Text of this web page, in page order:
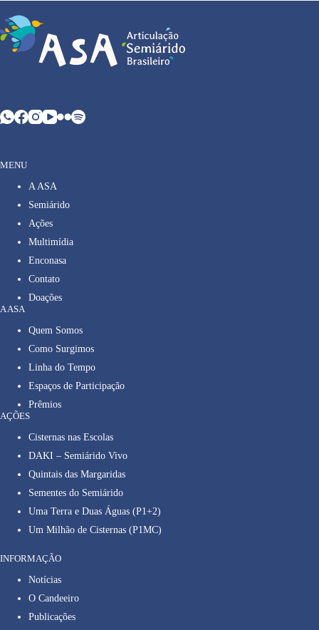
MENU
A ASA
Semiárido
Ações
Multimídia
Enconasa
Contato
Doações
A ASA
Quem Somos
Como Surgimos
Linha do Tempo
Espaços de Participação
Prêmios
AÇÕES
Cisternas nas Escolas
DAKI – Semiárido Vivo
Quintais das Margaridas
Sementes do Semiárido
Uma Terra e Duas Águas (P1+2)
Um Milhão de Cisternas (P1MC)
INFORMAÇÃO
Notícias
O Candeeiro
Publicações